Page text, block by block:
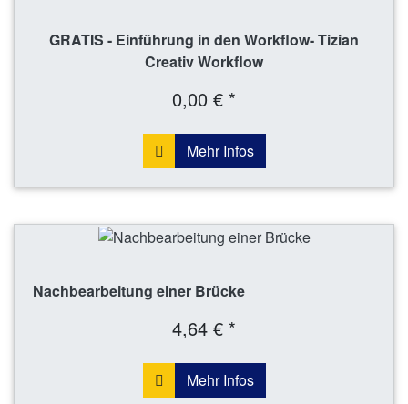
GRATIS - Einführung in den Workflow- Tizian
Creativ Workflow
0,00 € *
Mehr Infos
Nachbearbeitung einer Brücke
4,64 € *
Mehr Infos